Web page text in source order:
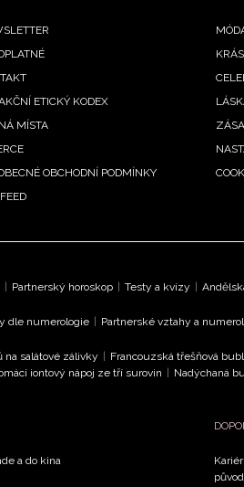
ETICKÝ KODEX
MÍSTA
OBCHODNÍ PODMÍNKY
| Partnerský horoskop | Testy a kvízy |
dle numerologie | Partnerské vztahy a
na salátové zálivky | Francouzská třešňová
iontový nápoj ze tří surovin | Nadýchaná
a do kina